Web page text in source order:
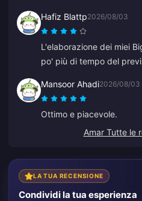
vivamente a tutti, grazie.
Hafiz Blattp2026/08/03
L'elaborazione dei miei
po' più di tempo del
Mansoor Ahadi2026/08/03
Ottimo e piacevole.
Amar Tutte le
LA TUA RECENSIONE
Condividi la tua esperienza